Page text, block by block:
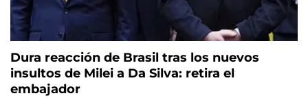
Dura reacción de Brasil tras los nuevos
insultos de Milei a Da Silva: retira el
embajador